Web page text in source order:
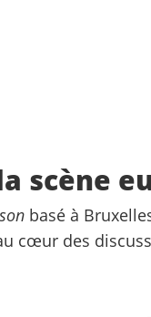
scène
basé à
cœur des